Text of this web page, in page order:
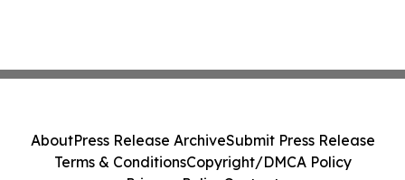
AboutPress Release ArchiveSubmit Press Release
Terms & ConditionsCopyright/DMCA Policy